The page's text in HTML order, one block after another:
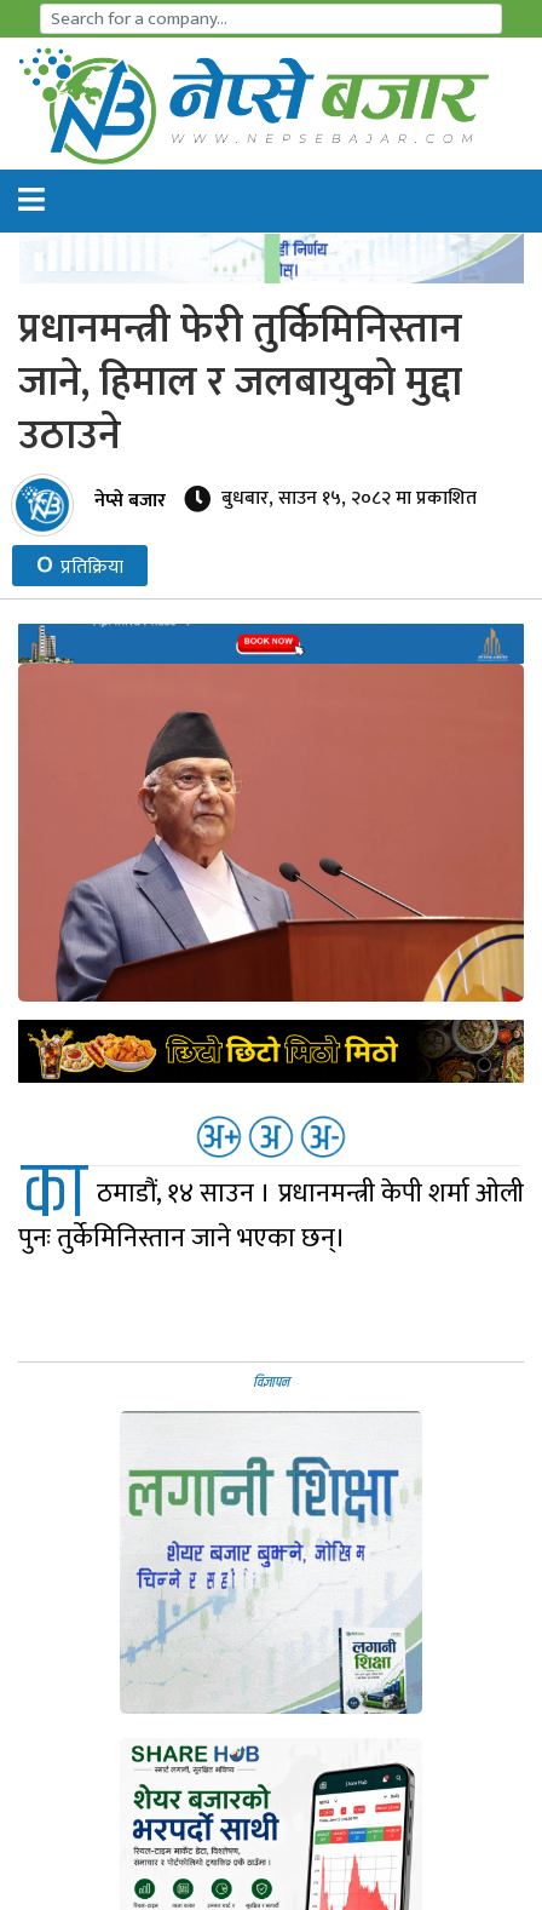
समाचार
अर्थतन्त्र
शेयर
आइ
पि
ओ
हाइड्रो
पावर
नेप्से
प्रमुख
अन्य
प्रधानमन्त्री फेरी तुर्किमिनिस्तान
जाने, हिमाल र जलबायुको मुद्दा
उठाउने
नेप्से बजार बुधबार, साउन १५, २०८२ मा प्रकाशित
० प्रतिक्रिया
का ठमाडौं, १४ साउन । प्रधानमन्त्री केपी शर्मा ओली
पुनः तुर्केमिनिस्तान जाने भएका छन्।